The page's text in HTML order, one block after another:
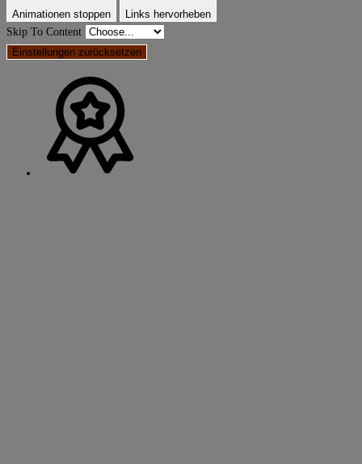
Animationen stoppen
Links hervorheben
Skip To Content
Einstellungen zurücksetzen